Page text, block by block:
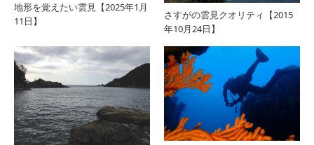
地形を覚えたい雲見【2025年1月
11日】
さすがの雲見クオリティ【2015
年10月24日】